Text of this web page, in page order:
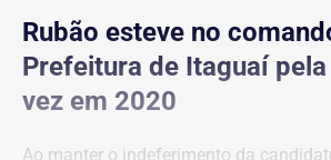
Rubão esteve no
Prefeitura de Itaguaí
vez em 2020
Ao manter o indeferimento da